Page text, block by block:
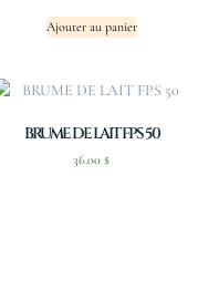
Ajouter au panier
BRUME DE LAIT FPS 50
36.00$